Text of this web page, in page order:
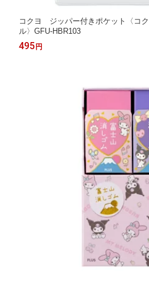
コクヨ ジッパー付きポケット〈コ
ル〉GFU-HBR103
495 円